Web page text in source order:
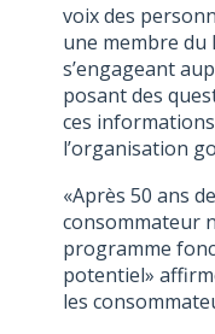
voix des
une membre du
s’engageant
posant des
ces
l’organisation
«Après 50 ans
consommateur
programme
potentiel»
les